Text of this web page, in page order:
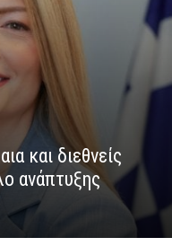
και διεθνείς
ανάπτυξης